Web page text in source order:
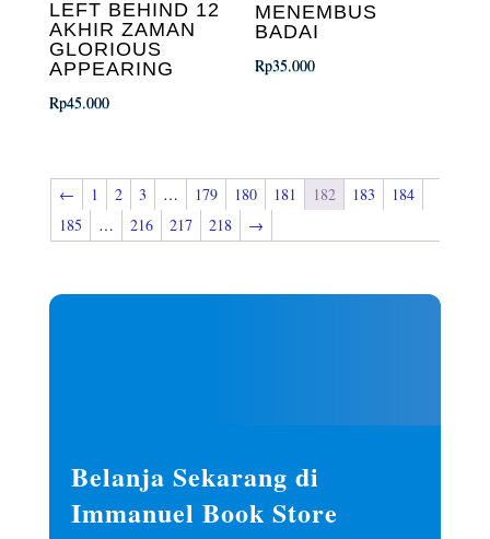
LEFT BEHIND 12
AKHIR ZAMAN
GLORIOUS
APPEARING
Rp45.000
MENEMBUS
BADAI
Rp35.000
← 1 2 3 … 179 180 181 182 183
184
185
… 216 217 218 →
Belanja Sekarang di
Immanuel Book Store